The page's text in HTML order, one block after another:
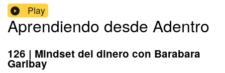
Play
Aprendiendo desde Adentro
126 | Mindset del dinero con Barabara
Garibay